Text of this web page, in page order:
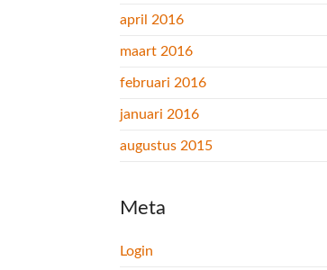
april 2016
maart 2016
februari 2016
januari 2016
augustus 2015
Meta
Login